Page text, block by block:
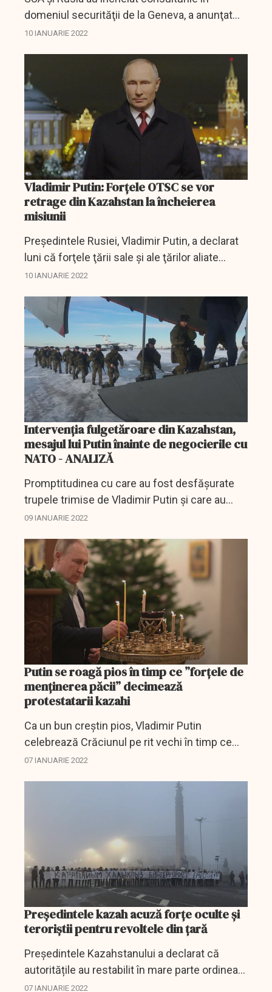
domeniul securităţii de la Geneva, a anunţat
luni Departamentul de Stat american, relatează
10 IANUARIE 2022
Vladimir Putin: Forțele OTSC se vor
retrage din Kazahstan la încheierea
misiunii
Preşedintele Rusiei, Vladimir Putin, a declarat
luni că forţele ţării sale şi ale ţărilor aliate
trimise în Kazahstan pentru a sprijini puterea
10 IANUARIE 2022
Intervenția fulgetăroare din Kazahstan,
mesajul lui Putin înainte de negocierile cu
NATO - ANALIZĂ
Promptitudinea cu care au fost desfășurate
trupele trimise de Vladimir Putin și care au
avut nevoie de mai puțin de 24 de ore pentru a
protestatarilor...
09 IANUARIE 2022
Putin se roagă pios în timp ce ”forțele de
menținerea păcii” decimează
protestatarii kazahi
Ca un bun creștin pios, Vladimir Putin
celebrează Crăciunul pe rit vechi în timp ce
intervenția sângeroasă din Kazahstan pare un
07 IANUARIE 2022
Președintele kazah acuză forțe oculte și
teroriștii pentru revoltele din țară
Președintele Kazahstanului a declarat că
autoritățile au restabilit în mare parte ordinea
în întreaga țară după o reprimare amplă a
07 IANUARIE 2022